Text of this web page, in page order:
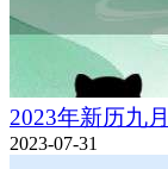
2023年新历九
2023-07-31